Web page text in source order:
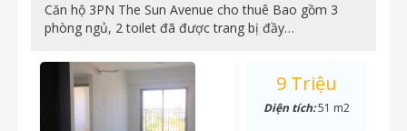
Căn hộ 3PN The Sun Avenue cho thuê Bao gồm 3
phòng ngủ, 2 toilet đã được trang bị đầy…
9 Triệu
Diện tích:51 m2